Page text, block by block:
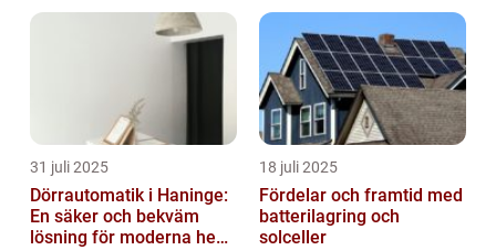
31 juli 2025
Dörrautomatik i Haninge:
En säker och bekväm
lösning för moderna hem
18 juli 2025
Fördelar och framtid med
batterilagring och
solceller